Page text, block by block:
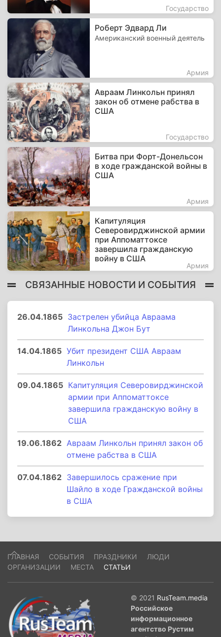
Государство
Роберт Эдвард Ли
Американский военный деятель
Армия
Авраам Линкольн принял
закон об отмене рабства в
США
Государство
Битва при Форт-Донельсон
в ходе гражданской войны в
США
Армия
Капитуляция
Северовирджинской армии
при Аппоматтоксе
завершила гражданскую
войну в США
Армия
СВЯЗАННЫЕ НОВОСТИ И СОБЫТИЯ
26.04.1865 Застрелен убийца Авраама
Линкольна Джон Бут
14.04.1865 Убит президент США Авраам
Линкольн
09.04.1865 Капитуляция Северовирджинской
армии при Аппоматтоксе
завершила гражданскую войну в
США
19.06.1862 Авраам Линкольн принял закон об
отмене рабства в США
07.04.1862 Завершилось сражение при
Шайло в ходе Гражданской войны
в США
ГЛАВНАЯ СОБЫТИЯ ПРАЗДНИКИ
ЛЮДИ
ОРГАНИЗАЦИИ
МЕСТА СТАТЬИ
© 2021 RusTeam.media
Российское
информационное
агентство Рустим